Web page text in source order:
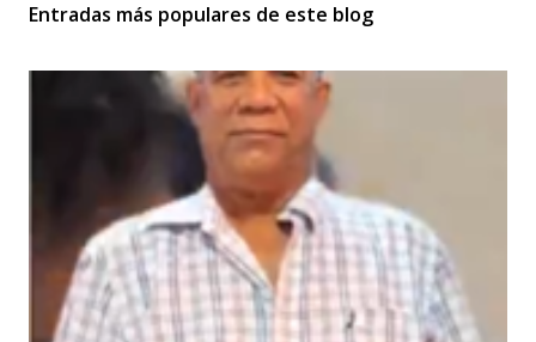
Entradas más populares de este blog